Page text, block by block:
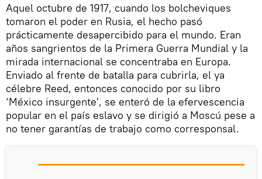
Aquel octubre de 1917, cuando los bolcheviques
tomaron el poder en Rusia, el hecho pasó
prácticamente desapercibido para el mundo. Eran
años sangrientos de la Primera Guerra Mundial y la
mirada internacional se concentraba en Europa.
Enviado al frente de batalla para cubrirla, el ya
célebre Reed, entonces conocido por su libro
‘México insurgente', se enteró de la efervescencia
popular en el país eslavo y se dirigió a Moscú pese a
no tener garantías de trabajo como corresponsal.